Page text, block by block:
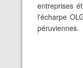
entreprises
l'écharpe
péruviennes.